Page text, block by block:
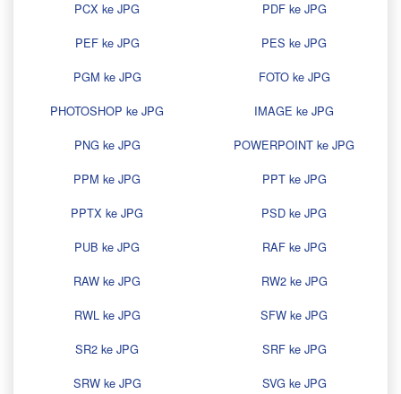
PCX ke JPG
PDF ke JPG
PEF ke JPG
PES ke JPG
PGM ke JPG
FOTO ke JPG
PHOTOSHOP ke JPG
IMAGE ke JPG
PNG ke JPG
POWERPOINT ke JPG
PPM ke JPG
PPT ke JPG
PPTX ke JPG
PSD ke JPG
PUB ke JPG
RAF ke JPG
RAW ke JPG
RW2 ke JPG
RWL ke JPG
SFW ke JPG
SR2 ke JPG
SRF ke JPG
SRW ke JPG
SVG ke JPG